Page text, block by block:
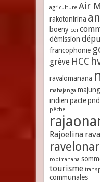
agriculture Air
rakotonirina
boeny coi
démission
francophonie
grève HCC
ravalomanana
mahajanga
indien pacte pnd
pêche
Rajoelina
robimanana
tourisme
communales